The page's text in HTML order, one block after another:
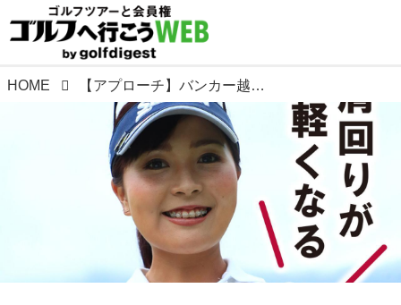
HOME 【アプローチ】バンカー越えはもう怖くない! 2打で上がる準備。（ピンまで距離がある編）